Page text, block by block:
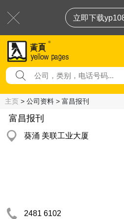
立即下载
主页 > 公司资料 > 富昌报刊
富昌报刊
葵涌 美联工业大厦
2481 6102